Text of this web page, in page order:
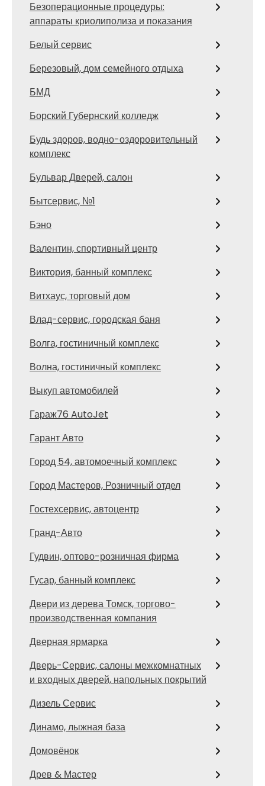
Безоперационные процедуры:
аппараты криолиполиза и показания
Белый сервис
Березовый, дом семейного отдыха
БМД
Борский Губернский колледж
Будь здоров, водно-оздоровительный
комплекс
Бульвар Дверей, салон
Бытсервис, №1
Бэно
Валентин, спортивный центр
Виктория, банный комплекс
Витхаус, торговый дом
Влад-сервис, городская баня
Волга, гостиничный комплекс
Волна, гостиничный комплекс
Выкуп автомобилей
Гараж76 AutoJet
Гарант Авто
Город 54, автомоечный комплекс
Город Мастеров, Розничный отдел
Гостехсервис, автоцентр
Гранд-Авто
Гудвин, оптово-розничная фирма
Гусар, банный комплекс
Двери из дерева Томск, торгово-
производственная компания
Дверная ярмарка
Дверь-Сервис, салоны межкомнатных
и входных дверей, напольных покрытий
Дизель Сервис
Динамо, лыжная база
Домовёнок
Древ & Мастер